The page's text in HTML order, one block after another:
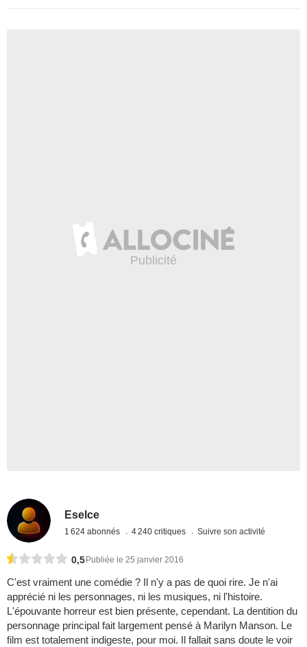
Eselce
1 624 abonnés 4 240 critiques Suivre son activité
0,5 Publiée le 25 janvier 2016
C'est vraiment une comédie ? Il n'y a pas de quoi rire. Je n'ai
apprécié ni les personnages, ni les musiques, ni l'histoire.
L'épouvante horreur est bien présente, cependant. La dentition du
personnage principal fait largement pensé à Marilyn Manson. Le
film est totalement indigeste, pour moi. Il fallait sans doute le voir